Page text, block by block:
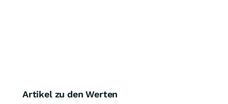
Artikel zu den Werten